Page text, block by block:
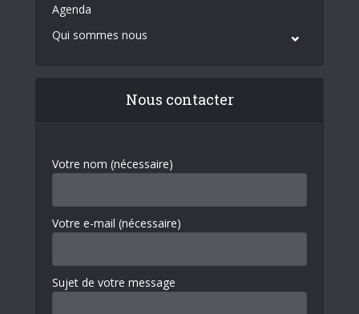
Agenda
Qui sommes nous
Nous contacter
Votre nom (nécessaire)
Votre e-mail (nécessaire)
Sujet de votre message